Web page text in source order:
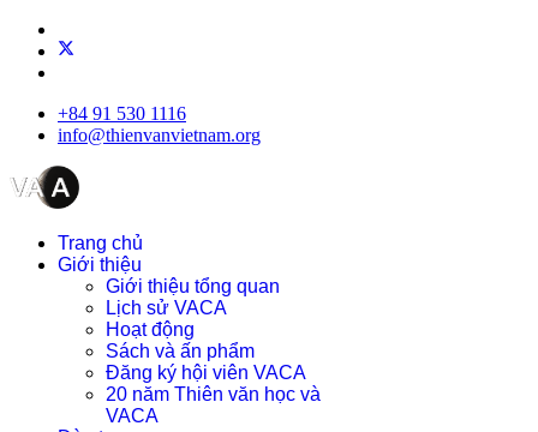
+84 91 530 1116
info@thienvanvietnam.org
Trang chủ
Giới thiệu
Giới thiệu tổng quan
Lịch sử VACA
Hoạt động
Sách và ấn phẩm
Đăng ký hội viên VACA
20 năm Thiên văn học và
VACA